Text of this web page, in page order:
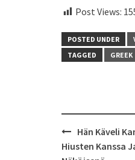
Post Views:
POSTED UNDER
TAGGED
GREEK
Post
navigation
Hän Käveli
Hiusten Kanssa